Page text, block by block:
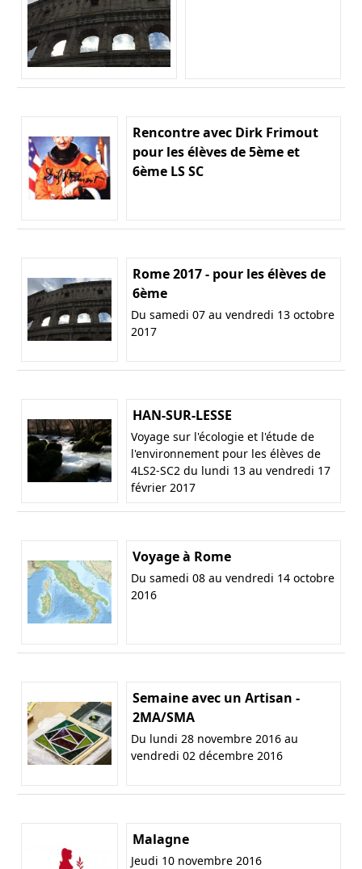
Rencontre avec Dirk Frimout
pour les élèves de 5ème et
6ème LS SC
Rome 2017 - pour les élèves de
6ème
Du samedi 07 au vendredi 13 octobre
2017
HAN-SUR-LESSE
Voyage sur l'écologie et l'étude de
l'environnement pour les élèves de
4LS2-SC2 du lundi 13 au vendredi 17
février 2017
Voyage à Rome
Du samedi 08 au vendredi 14 octobre
2016
Semaine avec un Artisan -
2MA/SMA
Du lundi 28 novembre 2016 au
vendredi 02 décembre 2016
Malagne
Jeudi 10 novembre 2016